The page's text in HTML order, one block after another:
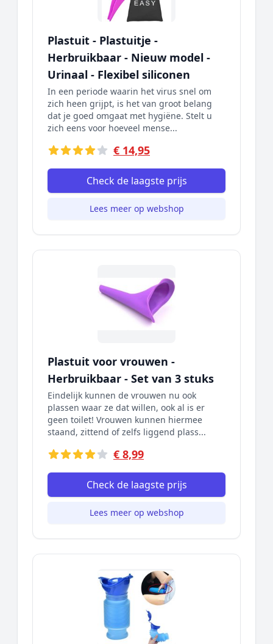
Plastuit - Plastuitje -
Herbruikbaar - Nieuw model -
Urinaal - Flexibel siliconen
In een periode waarin het virus snel om
zich heen grijpt, is het van groot belang
dat je goed omgaat met hygiëne. Stelt u
zich eens voor hoeveel mense...
€ 14,95
Check de laagste prijs
Lees meer op webshop
Plastuit voor vrouwen -
Herbruikbaar - Set van 3 stuks
Eindelijk kunnen de vrouwen nu ook
plassen waar ze dat willen, ook al is er
geen toilet! Vrouwen kunnen hiermee
staand, zittend of zelfs liggend plass...
€ 8,99
Check de laagste prijs
Lees meer op webshop